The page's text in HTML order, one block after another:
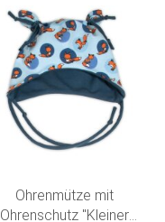
Ohrenmütze mit
Ohrenschutz "Kleiner